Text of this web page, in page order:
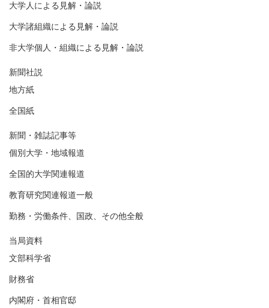
大学人による見解・論説
大学諸組織による見解・論説
非大学個人・組織による見解・論説
新聞社説
地方紙
全国紙
新聞・雑誌記事等
個別大学・地域報道
全国的大学関連報道
教育研究関連報道一般
勤務・労働条件、国政、その他全般
当局資料
文部科学省
財務省
内閣府・首相官邸